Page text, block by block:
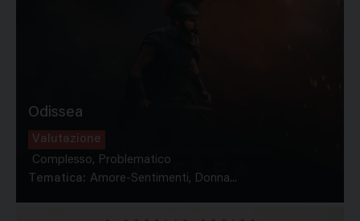
Odissea
Valutazione
Complesso, Problematico
Tematica: Amore-Sentimenti, Donna...